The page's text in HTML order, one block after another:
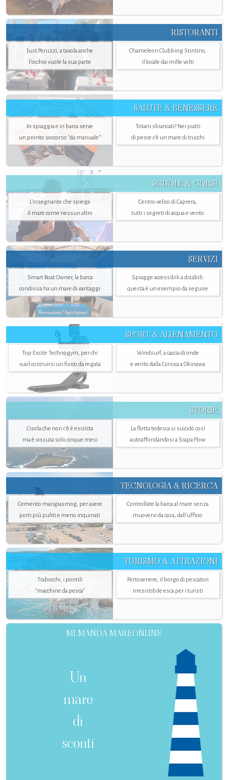
RISTORANTI
Just Peruzzi, a tavola anche
l’occhio vuole la sua parte
Chameleon Clubbing Stintino,
il locale dai mille volti
SALUTE & BENESSERE
In spiaggia e in barca serve
un pronto soccorso "da manuale"
Totani sbiancati? Nei piatti
di pesce c'è un mare di trucchi
SCUOLE & CORSI
L'insegnante che spiega
il mare come nessun altro
Centro velico di Caprera,
tutti i segreti di acqua e vento
SERVIZI
Smart Boat Owner, la barca
condivisa ha un mare di vantaggi
Spiagge accessibili a disabili:
questa è un esempio da seguire
SPORT & ALLENAMENTO
Top Excite Technogym, per chi
vuol costruirsi un fisico da regata
Windsurf, a caccia di onde
e vento dalla Corsica a Okinawa
STORIE
L’isola che non c'è è esistita
ma è vissuta solo cinque mesi
La flotta tedesca si suicidò così
autoaffondandosi a Scapa Flow
TECNOLOGIA & RICERCA
Cemento mangiasmog, per avere
porti più puliti e meno inquinati
Controllate la barca al mare senza
muovervi da casa, dall’ufficio
TURISMO & ATTRAZIONI
Trabocchi, i pontili
"macchine da pesca"
Portovenere, il borgo di pescatori
irresistibile esca per i turisti
MI MANDA MAREONLINE
Un
mare
di
sconti